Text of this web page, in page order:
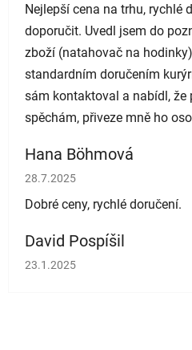
Nejlepší cena na trhu, rychlé
doporučit. Uvedl jsem do
zboží (natahovač na
standardním doručením
sám kontaktoval a nabídl, že
spěchám, přiveze mně ho
Hana Böhmová
Hodnocení obchodu je 5 z 5
28.7.2025
Dobré ceny, rychlé doručení.
David Pospíšil
Hodnocení obchodu je 5 z 5
23.1.2025